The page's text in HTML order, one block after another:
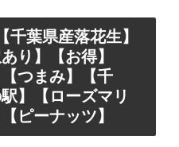
千葉県産落花生】
り】【お得】
【つまみ】【千
】【ローズマリ
ピーナッツ】